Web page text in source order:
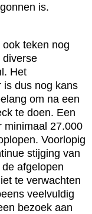
is.
teken nog
diverse
Het
is dus nog kans
om na een
te doen. Een
minimaal 27.000
Voorlopig
stijging van
afgelopen
te verwachten
veelvuldig
bezoek aan